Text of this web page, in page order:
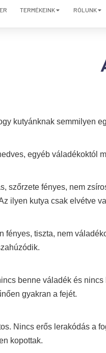
TERMÉKEINK RÓLUNK
kutyánknak semmilyen
egyéb váladékoktól
szőrzete fényes, nem
ilyen kutya csak elvétve
fényes, tiszta, nem
benne váladék és
gyakran a fejét.
Nincs erős lerakódás a
kopottak.